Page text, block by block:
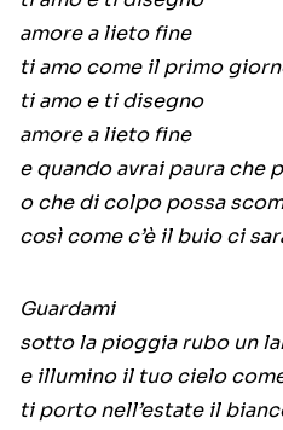
amore a lieto fine
ti amo come il primo
ti amo e ti disegno
amore a lieto fine
e quando avrai paura che
o che di colpo possa
così come c’è il buio ci
Guardami
sotto la pioggia rubo un
e illumino il tuo cielo
ti porto nell’estate il